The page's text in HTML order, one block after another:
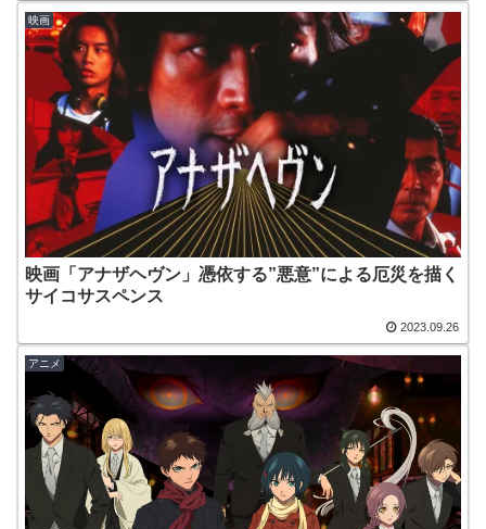
映画
映画「アナザヘヴン」憑依する”悪意”による厄災を描く
サイコサスペンス
2023.09.26
アニメ